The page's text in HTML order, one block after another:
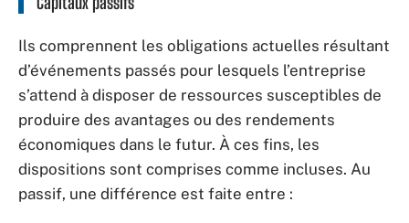
Ils comprennent les obligations actuelles résultant
d’événements passés pour lesquels l’entreprise
s’attend à disposer de ressources susceptibles de
produire des avantages ou des rendements
économiques dans le futur. À ces fins, les
dispositions sont comprises comme incluses. Au
passif, une différence est faite entre :